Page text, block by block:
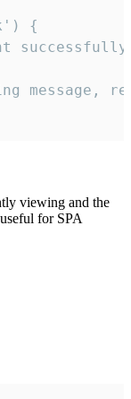
{
message,
viewing and the
for SPA